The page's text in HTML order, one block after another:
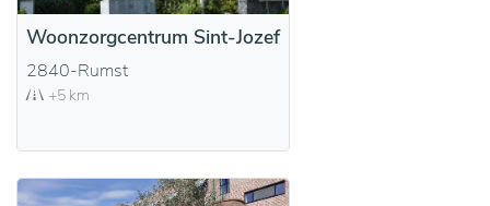
Woonzorgcentrum Sint-Jozef
2840-Rumst
+5 km